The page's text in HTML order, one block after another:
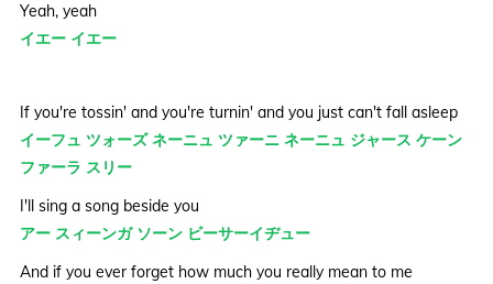
Yeah, yeah
イエー イエー
If you're tossin' and you're turnin' and you just can't fall asleep
イーフュ ツォーズ ネーニュ ツァーニ ネーニュ ジャース ケーン
ファーラ スリー
I'll sing a song beside you
アー スィーンガ ソーン ビーサーイヂュー
And if you ever forget how much you really mean to me